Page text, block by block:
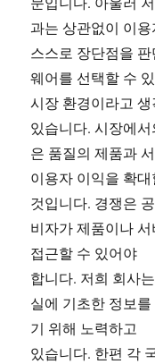
과는 상관없이 이
스스로 장단점을
웨어를 선택할 수
시장 환경이라고 생
있습니다. 시장에
은 품질의 제품과
이용자 이익을 확대
것입니다. 경쟁은
비자가 제품이나
접근할 수 있어야
합니다. 저희 회사
실에 기초한 정보
기 위해 노력하고
있습니다. 한편 각